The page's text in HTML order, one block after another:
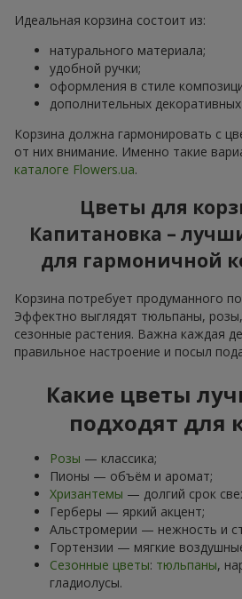
Идеальная корзина состоит из:
натурального материала;
удобной ручки;
оформления в стиле
дополнительных
Корзина должна гармонировать с
от них внимание. Именно такие
каталоге Flowers.ua.
Цветы для
Капитановка –
для гармоничной
Корзина потребует продуманного
Эффектно выглядят тюльпаны,
сезонные растения. Важна каждая
правильное настроение и посыл
Какие цветы
подходят для
Розы — классика;
Пионы — объём и аромат;
Хризантемы — долгий срок
Герберы — яркий акцент;
Альстромерии — нежность и
Гортензии — мягкие
Сезонные цветы: тюльпаны,
гладиолусы.